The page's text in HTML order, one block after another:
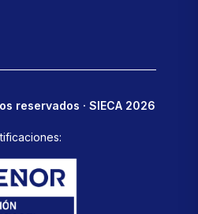
reservados · SIECA 2026